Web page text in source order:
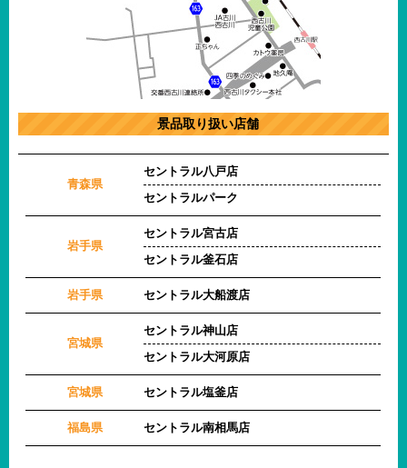
景品取り扱い店舗
青森県
セントラル八戸店
セントラルパーク
岩手県
セントラル宮古店
セントラル釜石店
岩手県 セントラル大船渡店
宮城県
セントラル神山店
セントラル大河原店
宮城県 セントラル塩釜店
福島県 セントラル南相馬店